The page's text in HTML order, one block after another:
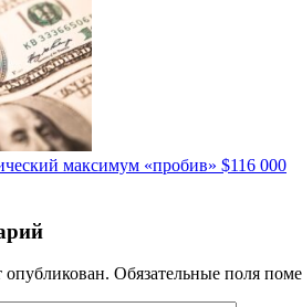
максимум «пробив» $116 000
опубликован. Обязательные поля